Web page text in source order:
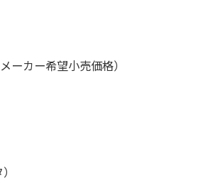
カー希望小売価格）